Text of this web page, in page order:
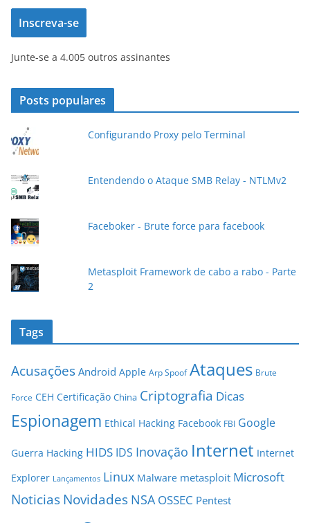
e
e
ç
d
-
a
i
Inscreva-se
Junte-se a 4.005 outros assinantes
Posts populares
Configurando Proxy pelo Terminal
Entendendo o Ataque SMB Relay - NTLMv2
Faceboker - Brute force para facebook
Metasploit Framework de cabo a rabo - Parte
2
Tags
Acusações Android Apple Arp Spoof Ataques Brute
Force CEH Certificação China Criptografia Dicas
Espionagem Ethical Hacking Facebook FBI Google
Guerra Hacking HIDS IDS Inovação Internet Internet
Explorer Lançamentos Linux Malware metasploit Microsoft
NoticiasNovidades NSA OSSEC Pentest